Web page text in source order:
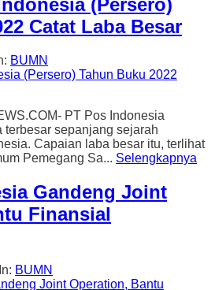
Catat Laba Besar
BUMN
PT Pos Indonesia
terbesar sepanjang sejarah
Capaian laba besar itu, terlihat
Pemegang Sa... Selengkapnya
Gandeng Joint
Finansial
In: BUMN